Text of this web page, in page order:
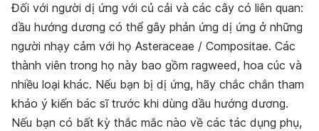
Đối với người dị ứng với củ cải và các cây có liên quan:
dầu hướng dương có thể gây phản ứng dị ứng ở những
người nhạy cảm với họ Asteraceae / Compositae. Các
thành viên trong họ này bao gồm ragweed, hoa cúc và
nhiều loại khác. Nếu bạn bị dị ứng, hãy chắc chắn tham
khảo ý kiến bác sĩ trước khi dùng dầu hướng dương.
Nếu bạn có bất kỳ thắc mắc nào về các tác dụng phụ,